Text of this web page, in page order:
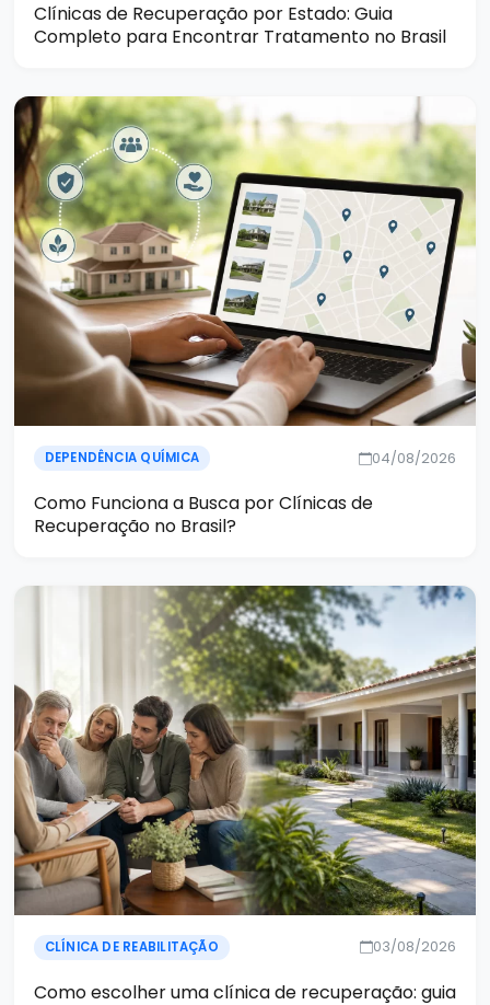
Clínicas de Recuperação por Estado: Guia
Completo para Encontrar Tratamento no Brasil
DEPENDÊNCIA QUÍMICA 04/08/2026
Como Funciona a Busca por Clínicas de
Recuperação no Brasil?
CLÍNICA DE REABILITAÇÃO 03/08/2026
Como escolher uma clínica de recuperação: guia